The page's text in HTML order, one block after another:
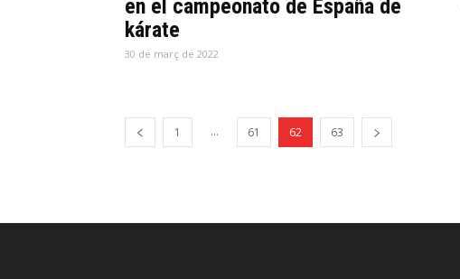
en el campeonato de España de
kárate
30 de març de 2022
1 ... 61 62 63